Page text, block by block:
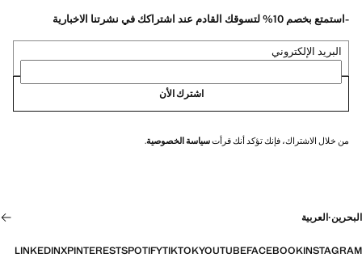
-استمتع بخصم 10% لتسوقك القادم عند اشتراكك في نشرتنا الاخبارية
البريد الإلكتروني
اشترك الأن
من خلال الاشتراك، فإنك تؤكد أنك قرأتسياسة الخصوصية.
البحرين·العربية
INSTAGRAM
FACEBOOK
YOUTUBE
TIKTOK
SPOTIFY
PINTEREST
X
LINKEDIN